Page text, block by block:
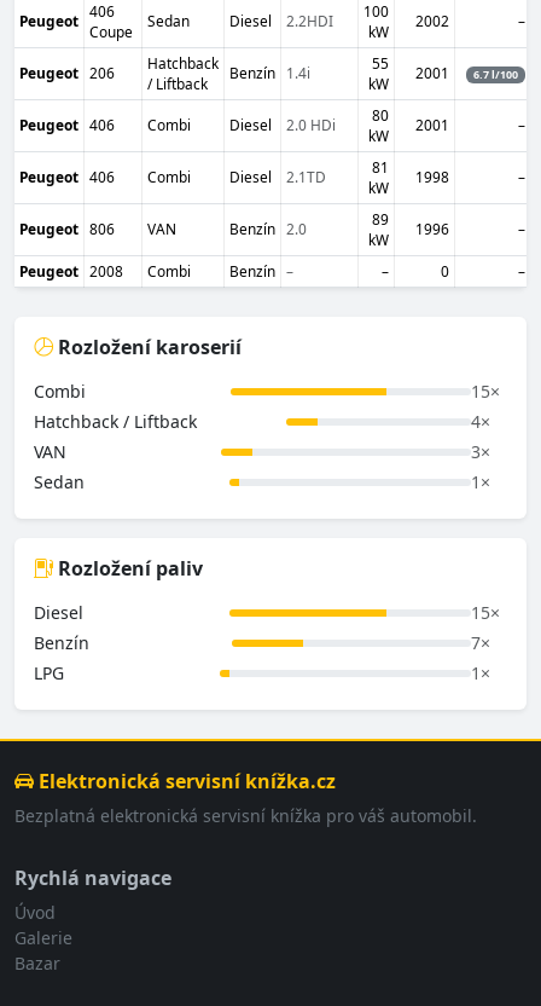
Peugeot 406
Coupe
Sedan Diesel 2.2HDI
100
kW
2002 –
Peugeot 206
Hatchback
/ Liftback
Benzín 1.4i
55
kW
2001 6.7 l/100
Peugeot 406 Combi Diesel 2.0 HDi
80
kW
2001 –
Peugeot 406 Combi Diesel 2.1TD
81
kW
1998 –
Peugeot 806 VAN Benzín 2.0
89
kW
1996 –
Peugeot 2008 Combi Benzín – – 0 –
Rozložení karoserií
Combi
15×
Hatchback / Liftback
4×
VAN
3×
Sedan
1×
Rozložení paliv
Diesel
15×
Benzín
7×
LPG
1×
Elektronická servisní knížka.cz
Bezplatná elektronická servisní knížka pro váš automobil.
Rychlá navigace
Úvod
Galerie
Bazar